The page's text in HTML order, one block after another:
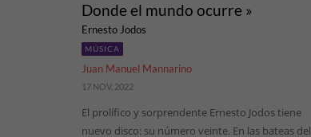
Donde el mundo ocurre »
Ernesto Jodos
MÚSICA
Juan Manuel Mannarino
17 NOV, 2022
El prolífico y sorprendente Ernesto Jodos tiene
nuevo disco: su número veinte. En las bateas del